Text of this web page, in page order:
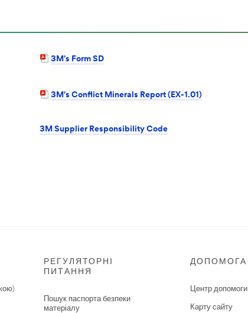
3M's Form SD
3M's Conflict Minerals Report (EX-1.01)
3M Supplier Responsibility Code
РЕГУЛЯТОРНІ
ПИТАННЯ
Пошук паспорта безпеки
матеріалу
ДОПОМОГА
Центр допомоги
Карту сайту